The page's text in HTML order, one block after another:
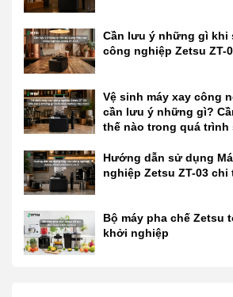
Cần lưu ý những gì khi
công nghiệp Zetsu ZT-
Vệ sinh máy xay công
cần lưu ý những gì?
thế nào trong quá trình
Hướng dẫn sử dụng
nghiệp Zetsu ZT-03 chi
Bộ máy pha chế Zetsu
khởi nghiệp